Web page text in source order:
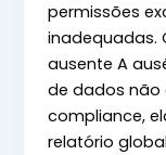
permissões
inadequadas.
ausente A
de dados não
compliance,
relatório